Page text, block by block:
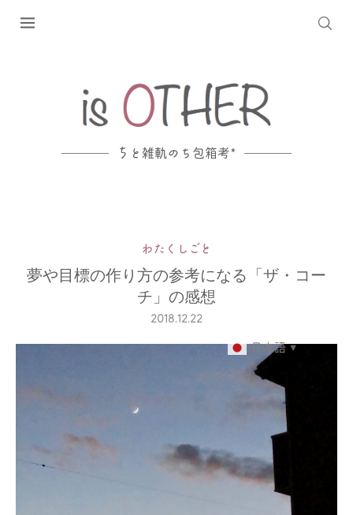
ち と雑軌のち包箱考*
わたくしごと
夢や目標の作り方の参考になる「ザ・コー
チ」の感想
2018.12.22
日本語 ▼